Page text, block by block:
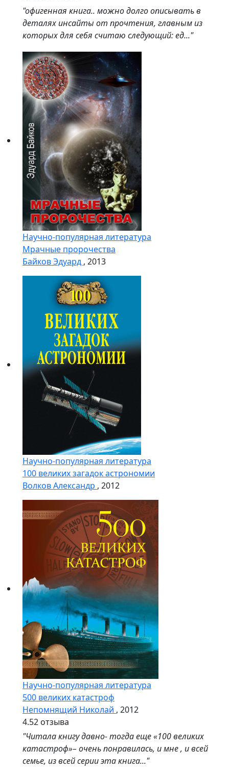
"офигенная книга.. можно долго описывать в
деталях инсайты от прочтения, главным из
которых для себя считаю следующий: ед..."
Научно-популярная литература
Мрачные пророчества
Байков Эдуард , 2013
Научно-популярная литература
100 великих загадок астрономии
Волков Александр , 2012
Научно-популярная литература
500 великих катастроф
Непомнящий Николай , 2012
4.52 отзыва
"Читала книгу давно- тогда еще «100 великих
катастроф»– очень понравилась, и мне , и всей
семье, из всей серии эта книга..."